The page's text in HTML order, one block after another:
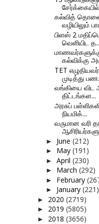
கல்வித்
வழியிலும்
பிளஸ் 2
வெளியிட
கல்விக்கு
TET
முடித்து
வங்கியை விட
திட்டங்கள...
அரசுப்
நியமிக்...
வருமான வரி
► June (212)
► May (191)
► April (230)
► March (292)
► February
► January (221)
► 2020 (2719)
► 2019 (5805)
► 2018 (3656)